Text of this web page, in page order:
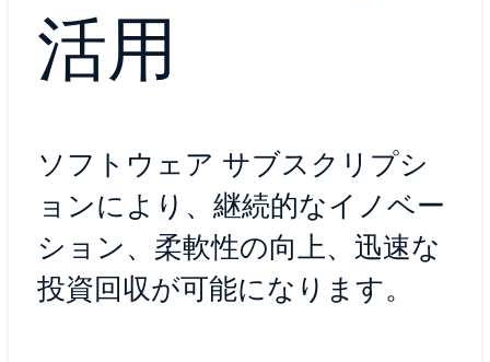
活用
ソフトウェア サブスクリプシ
ョンにより、継続的なイノベー
ション、柔軟性の向上、迅速な
投資回収が可能になります。